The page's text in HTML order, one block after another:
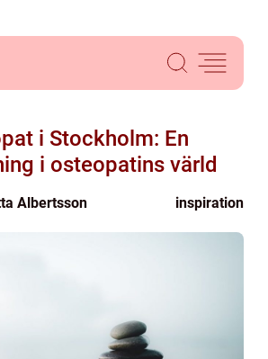
i Stockholm: En
i osteopatins värld
Albertsson inspiration